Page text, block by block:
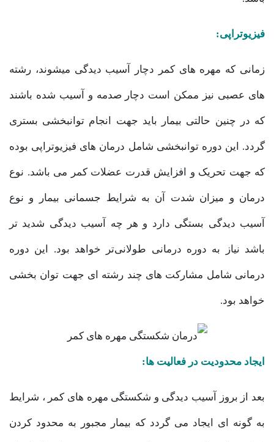
فیزیوتراپی:
زمانی که مهره های کمر دچار آسیب دیدگی میشوند، رشته
های عصبی نیز ممکن است دچار صدمه و آسیب شده باشند
که در چنین حالتی بیمار باید جهت انجام توانبخشی بستری
گردد. این دوره توانبخشی شامل درمان های فیزیوتراپی بوده
که جهت تحریک و افزایش قدرت عضلات کمر می باشد. نوع
درمان و میزان شدت آن به شرایط جسمانی بیمار و نوع
آسیب دیدگی بستگی دارد و هر چه آسیب دیدگی شدید تر
باشد نیاز به دوره درمانی طولانی‌تر خواهد بود. این دوره
درمانی شامل مشارکت های چند رشته ای جهت توان بخشی
خواهد بود.
ایجاد محدودیت در فعالیت ها:
بعد از بروز آسیب دیدگی و شکستگی مهره های کمر ، شرایط
به گونه ای ایجاد می گردد که بیمار مجبور به محدود کردن